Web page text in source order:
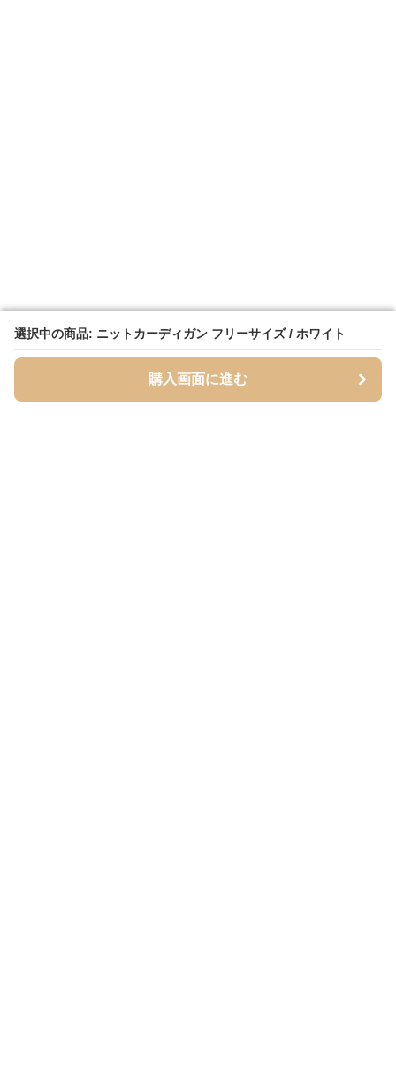
選択中の商品: ニットカーディガン フリーサイズ / ホワイト
購入画面に進む
選択中の商品: ニットカーディガン フリーサイズ / ホワイト
購入画面に進む